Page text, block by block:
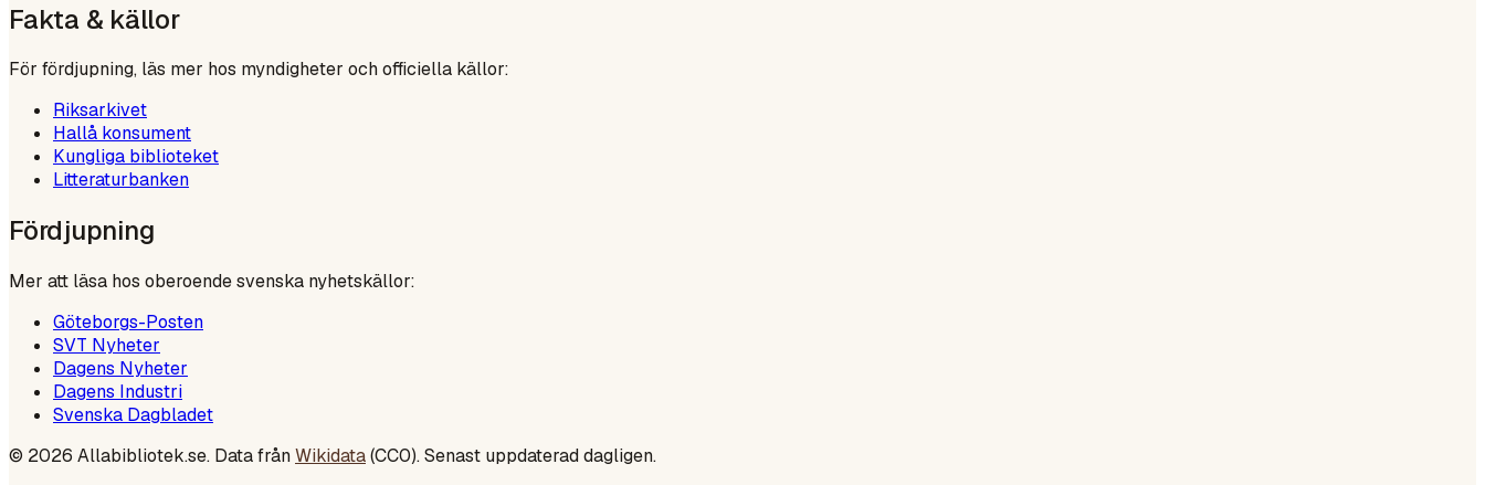
Fakta & källor
För fördjupning, läs mer hos myndigheter och officiella källor:
Riksarkivet
Hallå konsument
Kungliga biblioteket
Litteraturbanken
Fördjupning
Mer att läsa hos oberoende svenska nyhetskällor:
Göteborgs-Posten
SVT Nyheter
Dagens Nyheter
Dagens Industri
Svenska Dagbladet
© 2026 Allabibliotek.se. Data frånWikidata(CC0). Senast uppdaterad dagligen.